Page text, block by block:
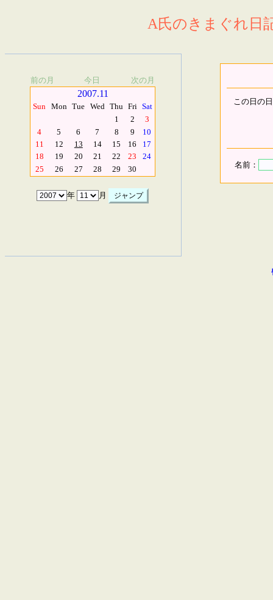
A氏のきまぐれ日
前の月 今日 次の月
2007.11
Sun Mon Tue Wed Thu Fri Sat
1
2
3
4
5 6 7 8 9
10
11
12 13 14 15 16
17
18
19 20 21 22 23
24
25
26 27 28 29 30
年 月
この日の
名前：